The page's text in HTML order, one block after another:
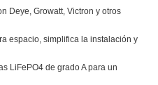
Deye, Growatt, Victron y otros
espacio, simplifica la instalación y
LiFePO4 de grado A para un